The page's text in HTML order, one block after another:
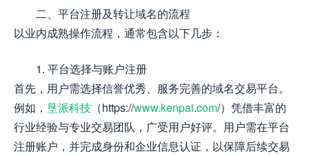
二、平台注册及转让域名的流程
以业内成熟操作流程，通常包含以下几步：
1. 平台选择与账户注册
首先，用户需选择信誉优秀、服务完善的域名交易平台。
例如， 垦派科技 （https://www.kenpai.com/）凭借丰富的
行业经验与专业交易团队，广受用户好评。用户需在平台
注册账户，并完成身份和企业信息认证，以保障后续交易